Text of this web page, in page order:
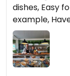
presents.
Updated from
dishes, Easy
example,